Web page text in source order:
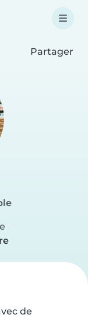
Partager
de